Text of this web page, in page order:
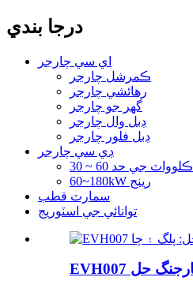
درجا بندي
اي سي چارجر
ڪمرشل چارجر
رهائشي چارجر
گهر جو چارجر
ڊبل وال چارجر
ڊبل فلور چارجر
ڊي سي چارجر
30 ~ 60 ڪلوواٽ جي حد
60~180kW رينج
سمارٽ قطب
توانائي جي اسٽوريج